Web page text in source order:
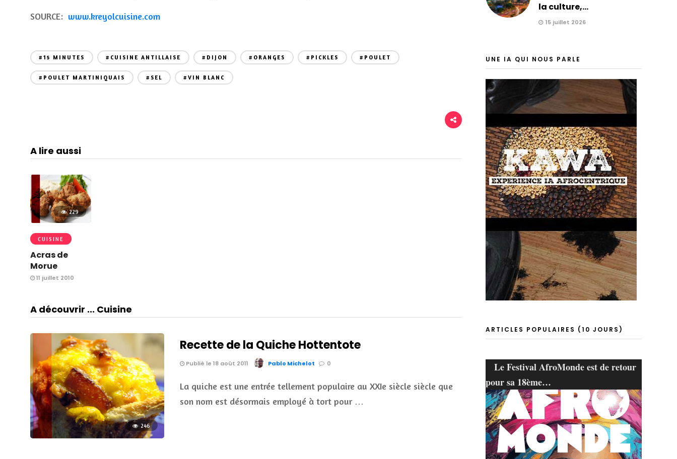
SOURCE: www.kreyolcuisine.com
#15 MINUTES #CUISINE ANTILLAISE #DIJON #ORANGES #PICKLES #POULET
#POULET MARTINIQUAIS #SEL #VIN BLANC
A lire aussi
229
CUISINE
Acras de
Morue
11 juillet 2010
A découvrir ... Cuisine
246
Recette de la Quiche Hottentote
Publié le 18 août 2011 Pablo Michelot 0
La quiche est une entrée tellement populaire au XXIe siècle siècle que
son nom est désormais employé à tort pour …
la culture,...
15 juillet 2026
UNE IA QUI NOUS PARLE
ARTICLES POPULAIRES (10 JOURS)
Le Festival AfroMonde est de retour
pour sa 18ème…